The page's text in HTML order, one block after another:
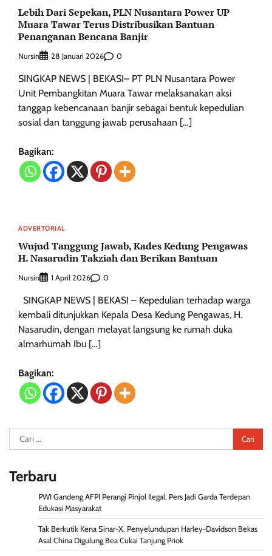
Lebih Dari Sepekan, PLN Nusantara Power UP
Muara Tawar Terus Distribusikan Bantuan
Penanganan Bencana Banjir
Nursin 28 Januari 2026 0
SINGKAP NEWS | BEKASI– PT PLN Nusantara Power
Unit Pembangkitan Muara Tawar melaksanakan aksi
tanggap kebencanaan banjir sebagai bentuk kepedulian
sosial dan tanggung jawab perusahaan […]
Bagikan:
ADVERTORIAL
Wujud Tanggung Jawab, Kades Kedung Pengawas
H. Nasarudin Takziah dan Berikan Bantuan
Nursin 1 April 2026 0
SINGKAP NEWS | BEKASI – Kepedulian terhadap warga
kembali ditunjukkan Kepala Desa Kedung Pengawas, H.
Nasarudin, dengan melayat langsung ke rumah duka
almarhumah Ibu […]
Bagikan:
Cari
untuk:
Terbaru
PWI Gandeng AFPI Perangi Pinjol Ilegal, Pers Jadi Garda Terdepan
Edukasi Masyarakat
Tak Berkutik Kena Sinar-X, Penyelundupan Harley-Davidson Bekas
Asal China Digulung Bea Cukai Tanjung Priok